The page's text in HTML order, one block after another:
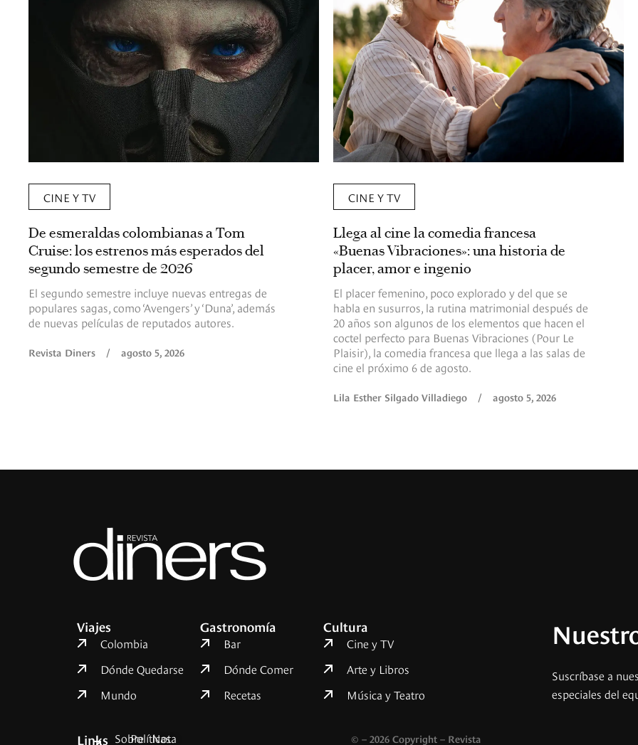
CINE Y TV
De esmeraldas colombianas a Tom
Cruise: los estrenos más esperados del
segundo semestre de 2026
El segundo semestre incluye nuevas entregas de
populares sagas, como ‘Avengers’ y ‘Duna’, además
de nuevas películas de reputados autores.
Revista Diners / agosto 5, 2026
CINE Y TV
Llega al cine la comedia francesa
«Buenas Vibraciones»: una historia de
placer, amor e ingenio
El placer femenino, poco explorado y del que se
habla en susurros, la rutina matrimonial después de
20 años son algunos de los elementos que hacen el
coctel perfecto para Buenas Vibraciones (Pour Le
Plaisir), la comedia francesa que llega a las salas de
cine el próximo 6 de agosto.
Lila Esther Silgado Villadiego / agosto 5, 2026
Viajes
Colombia
Dónde Quedarse
Mundo
Gastronomía
Bar
Dónde Comer
Recetas
Cultura
Cine y TV
Arte y Libros
Música y Teatro
Links SobrePolíticas
Nota
© – 2026 Copyright – Revista
Suscríbase a
especiales del